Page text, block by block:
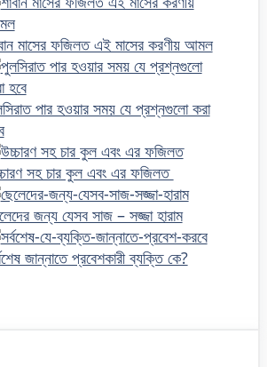
মাসের ফজিলত এই মাসের করণীয় আমল
পার হওয়ার সময় যে প্রশ্নগুলো করা
সহ চার কুল এবং এর ফজিলত
জন্য যেসব সাজ – সজ্জা হারাম
জান্নাতে প্রবেশকারী ব্যক্তি কে?